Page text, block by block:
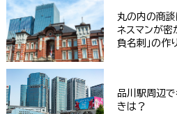
丸の内の商談
ネスマンが密
負名刺」の作
品川駅周辺で
きは？